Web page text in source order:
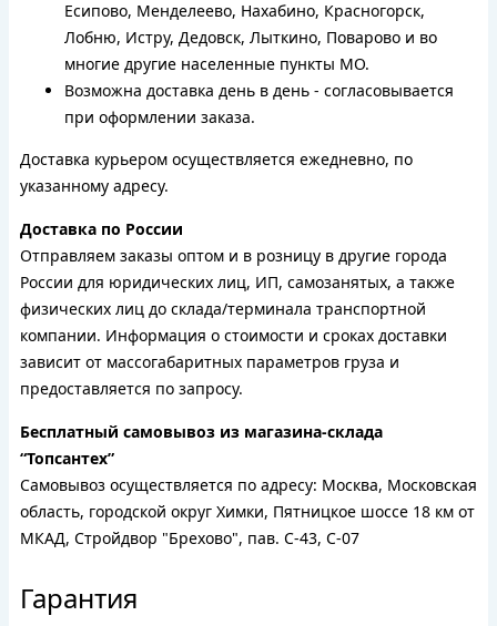
Есипово, Менделеево, Нахабино, Красногорск,
Лобню, Истру, Дедовск, Лыткино, Поварово и во
многие другие населенные пункты МО.
Возможна доставка день в день - согласовывается
при оформлении заказа.
Доставка курьером осуществляется ежедневно, по
указанному адресу.
Доставка по России
Отправляем заказы оптом и в розницу в другие города
России для юридических лиц, ИП, самозанятых, а также
физических лиц до склада/терминала транспортной
компании. Информация о стоимости и сроках доставки
зависит от массогабаритных параметров груза и
предоставляется по запросу.
Бесплатный самовывоз из магазина-склада
“Топсантех”
Самовывоз осуществляется по адресу: Москва, Московская
область, городской округ Химки, Пятницкое шоссе 18 км от
МКАД, Стройдвор "Брехово", пав. С-43, С-07
Гарантия